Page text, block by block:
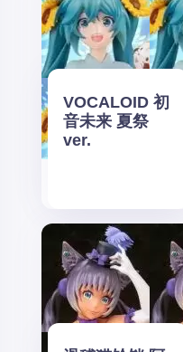
VOCALOID 初
音未来 夏祭
ver.